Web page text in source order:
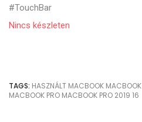
#TouchBar
Nincs készleten
TAGS: HASZNÁLT MACBOOK MACBOOK
MACBOOK PRO MACBOOK PRO 2019 16